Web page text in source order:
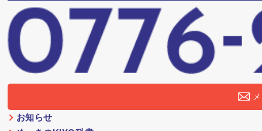
お知らせ